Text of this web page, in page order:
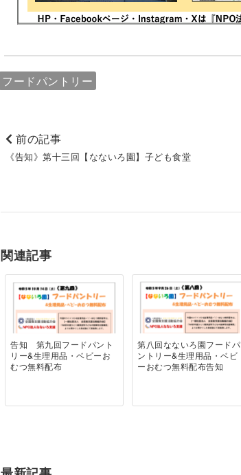
フードパントリー
前の記事
《告知》第十三回【なないろ園】子ども食堂
関連記事
告知 第九回フードパント
リー&生理用品・ベビーお
むつ無料配布
第八回なないろ園フードパ
ントリー&生理用品・ベビ
ーおむつ無料配布告知